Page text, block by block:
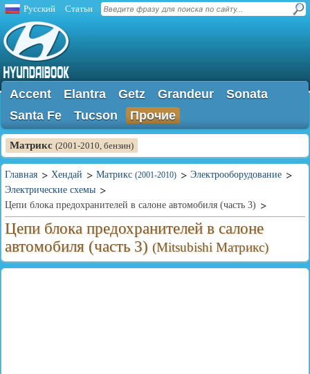
Русский Статьи
Accent Elantra Getz Grandeur
Sonata
Santa Fe
Tucson Прочие
Матрикс (2001-2010, бензин)
Главная Хендай Матрикс (2001-2010)
Электрооборудование
Электрические схемы
Цепи блока предохранителей в салоне автомобиля (часть 3)
Цепи блока предохранителей в салоне
автомобиля (часть 3) (Mitsubishi Матрикс)